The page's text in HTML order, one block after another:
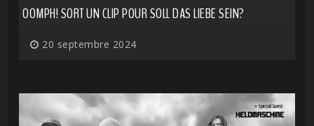
OOMPH! SORT UN CLIP POUR SOLL DAS LIEBE SEIN?
20 septembre 2024